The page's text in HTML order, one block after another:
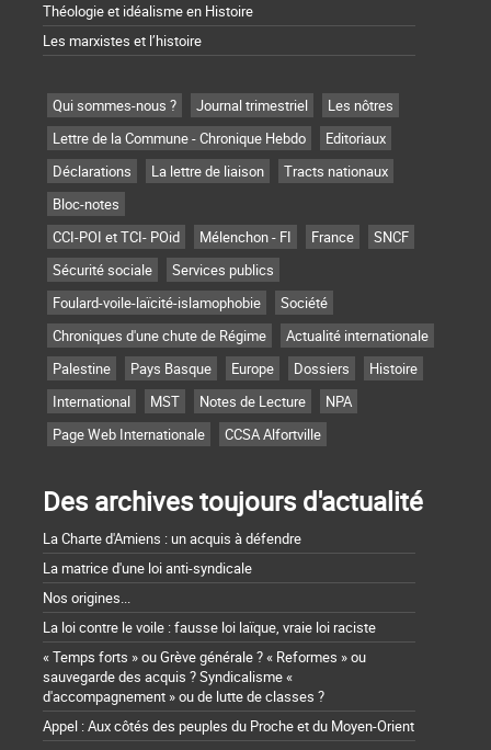
Théologie et idéalisme en Histoire
Les marxistes et l’histoire
Qui sommes-nous ? Journal trimestriel
Les nôtres
Lettre de la Commune - Chronique Hebdo
Editoriaux
Déclarations
La lettre de liaison
Tracts nationaux
Bloc-notes
CCI-POI et TCI- POid
Mélenchon - FI France
SNCF
Sécurité sociale
Services publics
Foulard-voile-laïcité-islamophobie
Société
Chroniques d'une chute de Régime
Actualité internationale
Palestine
Pays Basque Europe Dossiers
Histoire
International
MST Notes de Lecture
NPA
Page Web Internationale
CCSA Alfortville
Des archives toujours d'actualité
La Charte d'Amiens : un acquis à défendre
La matrice d'une loi anti-syndicale
Nos origines...
La loi contre le voile : fausse loi laïque, vraie loi raciste
« Temps forts » ou Grève générale ? « Reformes » ou
sauvegarde des acquis ? Syndicalisme «
d'accompagnement » ou de lutte de classes ?
Appel : Aux côtés des peuples du Proche et du Moyen-Orient